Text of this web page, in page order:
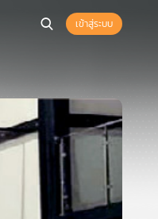
เข้าสู่ระบบ